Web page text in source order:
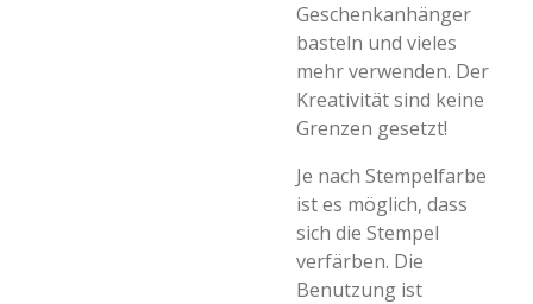
Geschenkanhänger
basteln und vieles
mehr verwenden. Der
Kreativität sind keine
Grenzen gesetzt!
Je nach Stempelfarbe
ist es möglich, dass
sich die Stempel
verfärben. Die
Benutzung ist